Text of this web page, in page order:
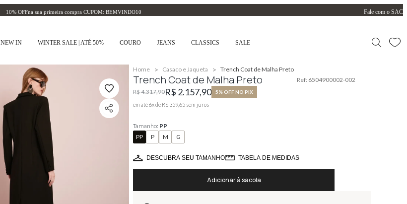
10% OFFna sua primeira compra CUPOM: BEMVINDO10 Fale com o SAC
NEW IN WINTER SALE | ATÉ 50% COURO JEANS CLASSICS SALE
Home > Casaco e Jaqueta > Trench Coat de Malha Preto
Trench Coat de Malha Preto Ref: 6504900002-002
R$ 4.317,90R$ 2.157,90 5% OFF NO PIX
em até6x de R$ 359,65 sem juros
Tamanho: PP
PP
P M G
DESCUBRA SEU TAMANHO TABELA DE MEDIDAS
Adicionar à sacola